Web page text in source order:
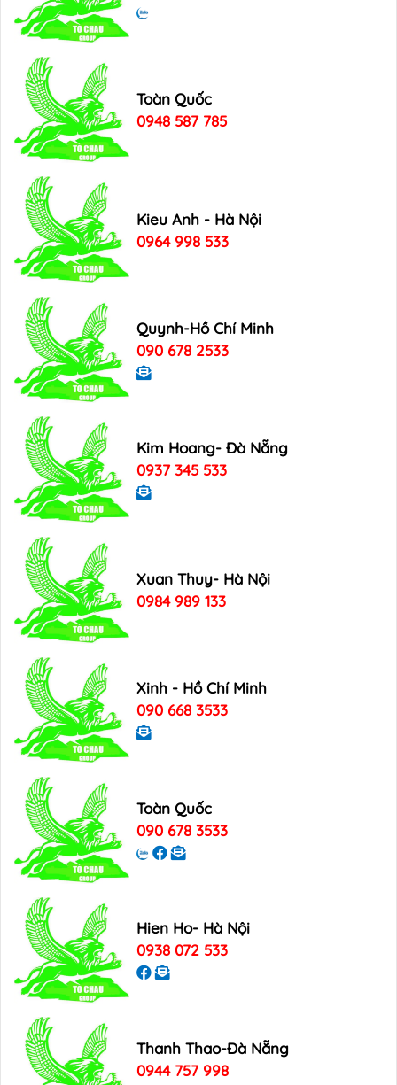
Toàn Quốc
0948 587 785
Kieu Anh - Hà Nội
0964 998 533
Quynh-Hồ Chí Minh
090 678 2533
Kim Hoang- Đà Nẵng
0937 345 533
Xuan Thuy- Hà Nội
0984 989 133
Xinh - Hồ Chí Minh
090 668 3533
Toàn Quốc
090 678 3533
Hien Ho- Hà Nội
0938 072 533
Thanh Thao-Đà Nẵng
0944 757 998